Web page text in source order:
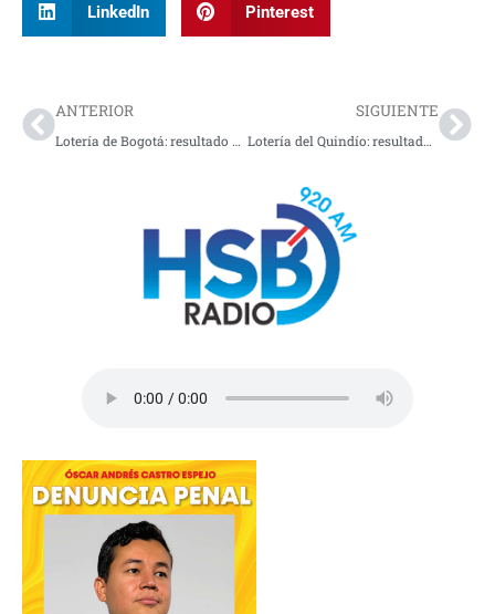
LinkedIn Pinterest
ANTERIOR
Lotería de Bogotá: resultado del jueves 3 de julio de 2025
SIGUIENTE
Lotería del Quindío: resultado del jueves 3 de julio de 2025